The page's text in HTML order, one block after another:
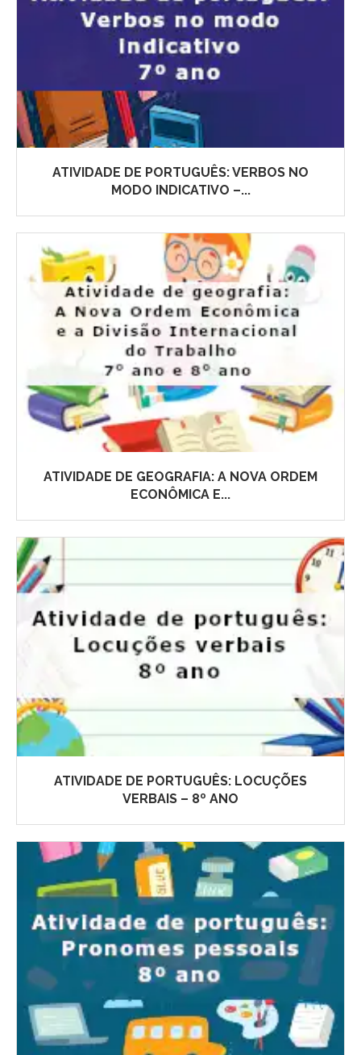
ATIVIDADE DE PORTUGUÊS: VERBOS NO
MODO INDICATIVO –...
ATIVIDADE DE GEOGRAFIA: A NOVA ORDEM
ECONÔMICA E...
ATIVIDADE DE PORTUGUÊS: LOCUÇÕES
VERBAIS – 8º ANO